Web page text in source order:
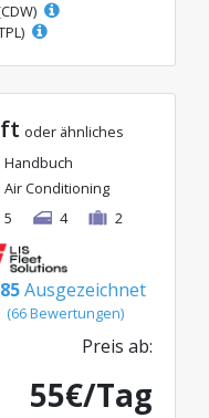
oder ähnliches
Handbuch
Air Conditioning
5
4 2
Ausgezeichnet
(66 Bewertungen)
Preis ab:
55€/Tag